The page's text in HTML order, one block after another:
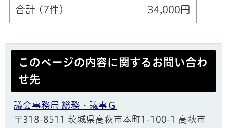
合計 (7件) 34,000円
このページの内容に関するお問い合わ
せ先
議会事務局 総務・議事Ｇ
〒318-8511 茨城県高萩市本町1-100-1 高萩市